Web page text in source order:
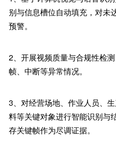
别与信息槽位自动填充，对未
预警。
2、开展视频质量与合规性检
帧、中断等异常情况。
3、对经营场地、作业人员、
料等关键对象进行智能识别与
存关键帧作为尽调证据。